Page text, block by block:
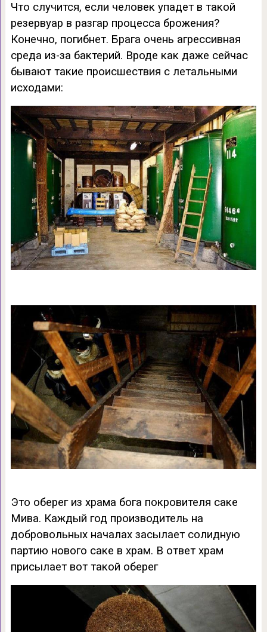
Что случится, если человек упадет в такой
резервуар в разгар процесса брожения?
Конечно, погибнет. Брага очень агрессивная
среда из-за бактерий. Вроде как даже сейчас
бывают такие происшествия с летальными
исходами:
Это оберег из храма бога покровителя саке
Мива. Каждый год производитель на
добровольных началах засылает солидную
партию нового саке в храм. В ответ храм
присылает вот такой оберег